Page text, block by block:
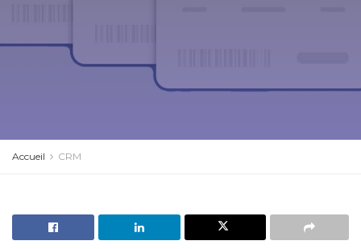
Accueil CRM